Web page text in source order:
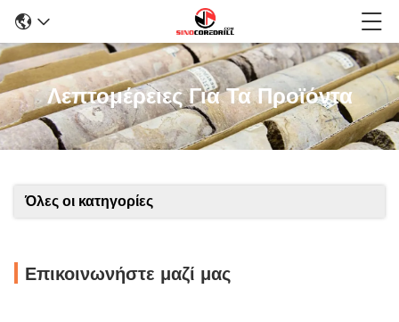
Λεπτομέρειες Για Τα Προϊόντα
Όλες οι κατηγορίες
Επικοινωνήστε μαζί μας